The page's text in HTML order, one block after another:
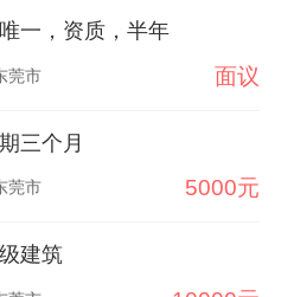
一，资质，半年
莞市 面议
三个月
莞市 5000元
建筑